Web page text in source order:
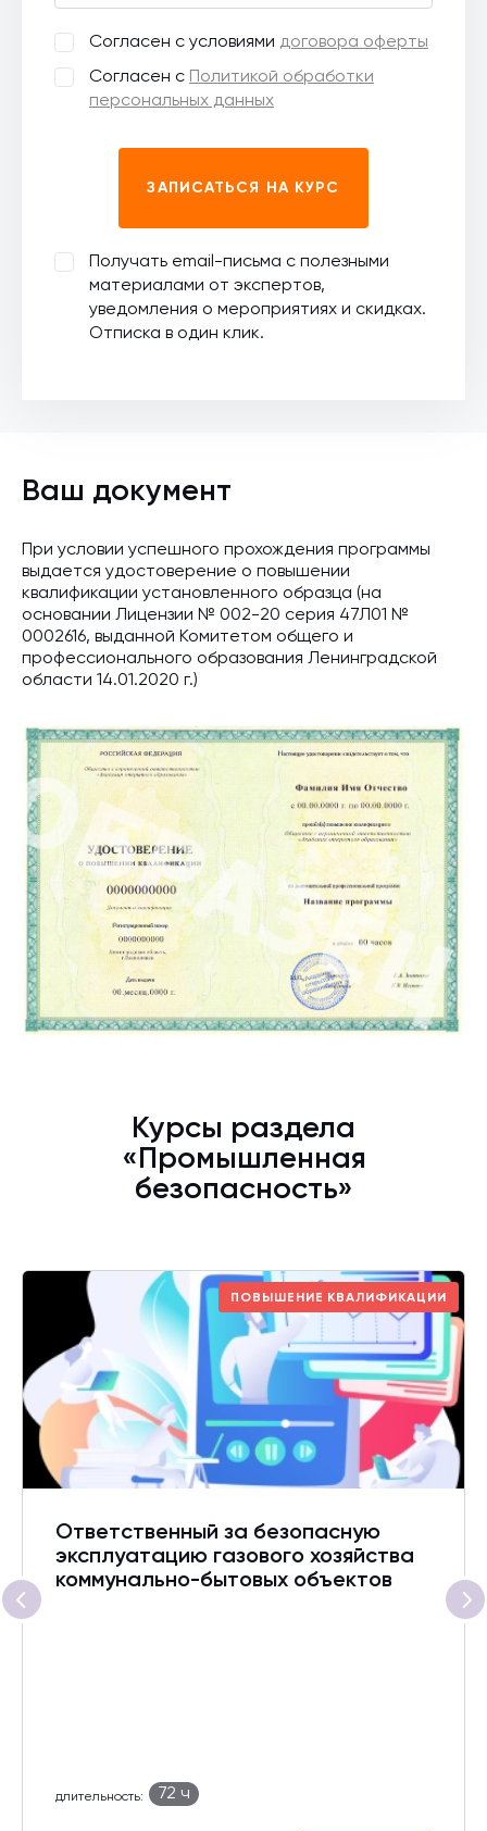
Согласен с условиями договора оферты
Согласен с
Политикой обработки
персональных данных
ЗАПИСАТЬСЯ НА КУРС
Получать email-письма с полезными
материалами от экспертов,
уведомления о мероприятиях и скидках.
Отписка в один клик.
Ваш документ
При условии успешного прохождения программы
выдается удостоверение о повышении
квалификации установленного образца (на
основании Лицензии № 002-20 серия 47Л01 №
0002616, выданной Комитетом общего и
профессионального образования Ленинградской
области 14.01.2020 г.)
Курсы раздела
«Промышленная
безопасность»
ПОВЫШЕНИЕ КВАЛИФИКАЦИИ
Ответственный за безопасную
эксплуатацию газового хозяйства
коммунально-бытовых объектов
длительность: 72 ч